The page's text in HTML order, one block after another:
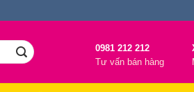
0981 212 212
Tư vấn bán hàng